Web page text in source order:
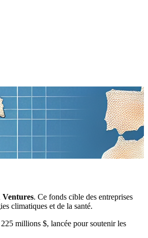
Ventures. Ce fonds cible des entreprises
climatiques et de la santé.
millions $, lancée pour soutenir les